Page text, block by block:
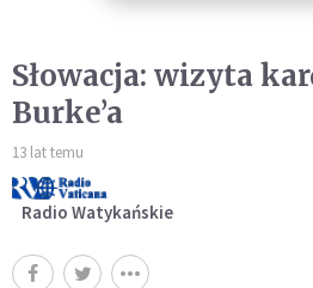
Słowacja: wizyta
Burke’a
13 lat temu
Radio Watykańskie